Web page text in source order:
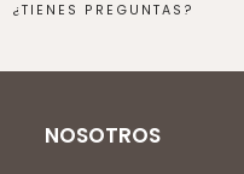
¿TIENES PREGUNTAS?
NOSOTROS